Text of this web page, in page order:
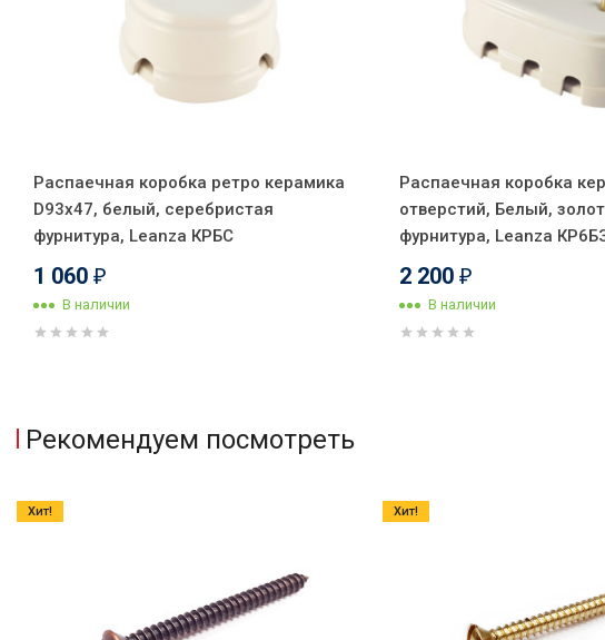
Распаечная коробка ретро керамика
D93х47, белый, серебристая
фурнитура, Leanza КРБС
1 060 ₽
В наличии
Распаечная коробка
отверстий, Белый,
фурнитура, Leanza
2 200 ₽
В наличии
Рекомендуем посмотреть
Хит! Хит!